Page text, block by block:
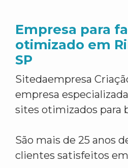
Empresa para
otimizado em
SP
Sitedaempresa
empresa
sites otimizados para
São mais de 25 anos
clientes satisfeitos